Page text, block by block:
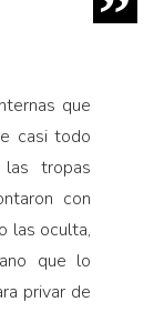
que
casi todo
tropas
con
las oculta,
que lo
privar de